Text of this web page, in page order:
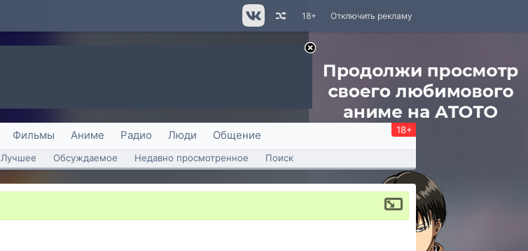
Отключить рекламу
18+
Фильмы Аниме Радио Люди Общение 18+
Лучшее Обсуждаемое Недавно просмотренное Поиск